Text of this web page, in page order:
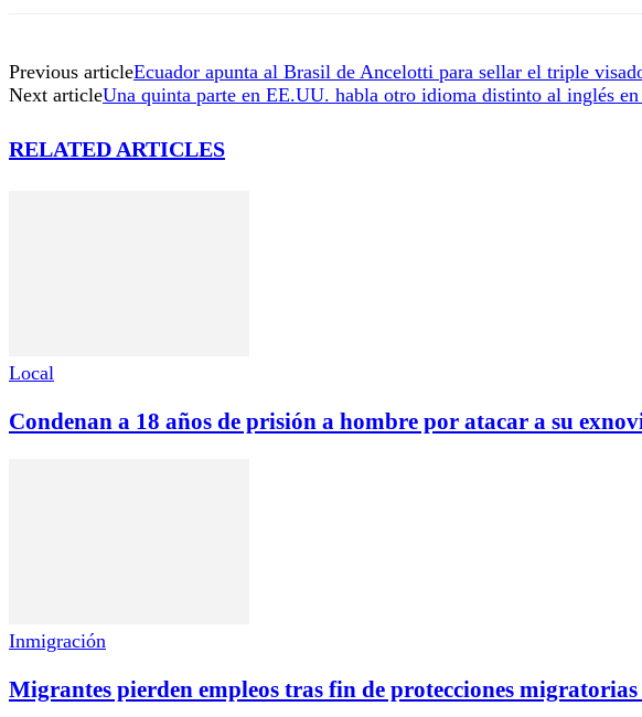
Previous articleEcuador apunta al Brasil de Ancelotti para sellar el triple
Next articleUna quinta parte en EE.UU. habla otro idioma distinto al inglés en
RELATED ARTICLES
Local
Condenan a 18 años de prisión a hombre por atacar a su
Inmigración
Migrantes pierden empleos tras fin de protecciones migratorias